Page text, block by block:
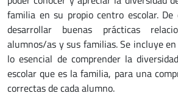
familia en su propio centro escolar. De
desarrollar buenas prácticas
alumnos/as y sus familias. Se incluye
lo esencial de comprender la
escolar que es la familia, para una
correctas de cada alumno.